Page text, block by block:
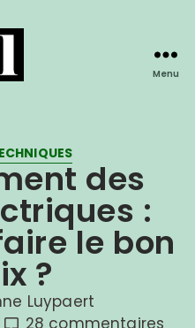
Menu
des
:
le bon
?
Luypaert
28 commentaires